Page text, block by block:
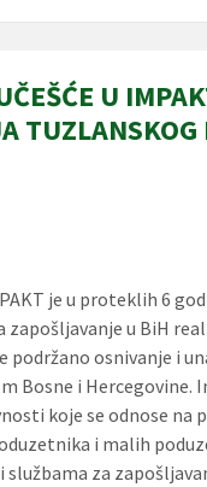
U
je u proteklih 6
zapošljavanje u BiH
podržano osnivanje i
Bosne i Hercegovine.
koje se odnose na
i malih
za